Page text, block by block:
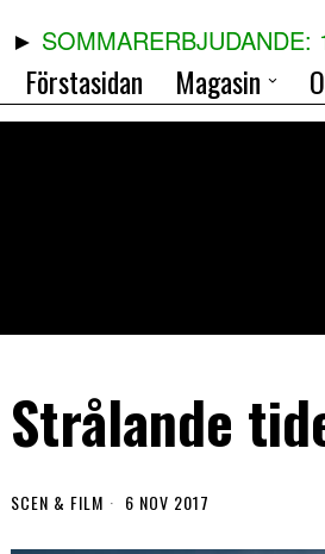
SOMMARERBJUDANDE:
Förstasidan Magasin
Strålande
SCEN & FILM 6 NOV 2017